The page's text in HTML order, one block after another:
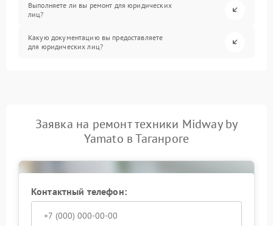
Выполняете ли вы ремонт для юридических
лиц?
Какую документацию вы предоставляете
для юридических лиц?
Заявка на ремонт техники Midway by
Yamato в Таганроге
Контактный телефон: